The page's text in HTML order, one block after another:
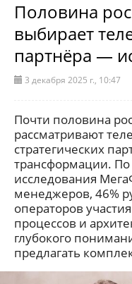
Половина
выбирает
партнёра —
3 декабря 2025 г., 10:47
Почти половина
рассматривают
стратегических
трансформации.
исследования
менеджеров, 46%
операторов
процессов и
глубокого
предлагать